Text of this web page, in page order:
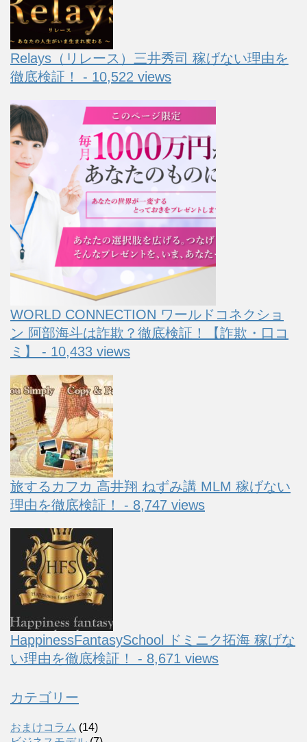
Relays（リレース）三井秀司 稼げない理由を
徹底検証！ - 10,522 views
WORLD CONNECTION ワールドコネクショ
ン 阿部海斗は詐欺？徹底検証！【詐欺・口コ
ミ】 - 10,433 views
旅するカフカ 高井翔 ねずみ講 MLM 稼げない
理由を徹底検証！ - 8,747 views
HappinessFantasySchool ドミニク拓海 稼げな
い理由を徹底検証！ - 8,671 views
カテゴリー
おまけコラム (14)